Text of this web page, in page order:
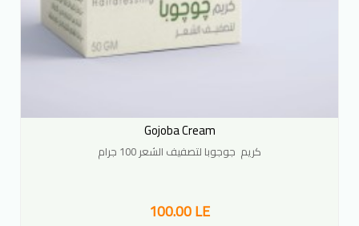
Gojoba Cream
كريم جوجوبا لتصفيف الشعر 100 جرام
100.00 LE